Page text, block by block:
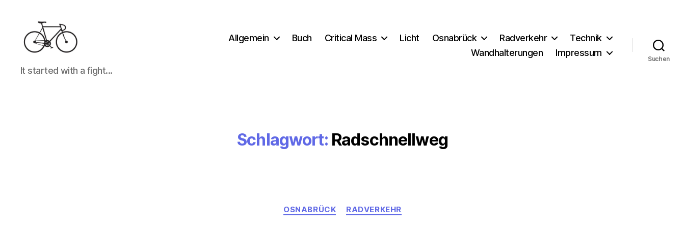
It
started
It started with a fight...
Allgemein Buch Critical Mass Licht Osnabrück Radverkehr
Technik
Wandhalterungen
Impressum
Suchen
Schlagwort: Radschnellweg
Kategorien
OSNABRÜCK RADVERKEHR